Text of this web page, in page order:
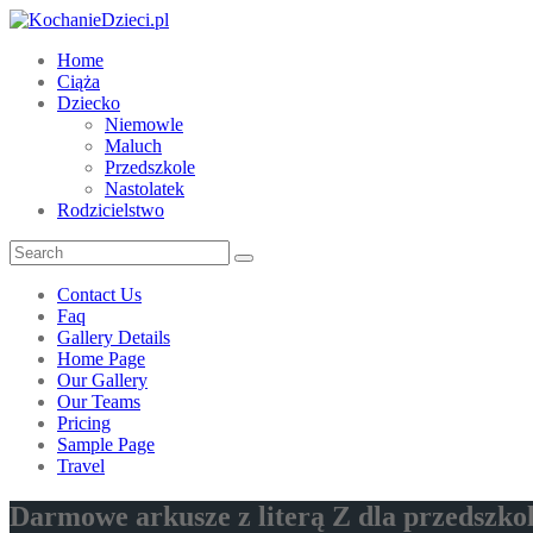
Home
Ciąża
Dziecko
Niemowle
Maluch
Przedszkole
Nastolatek
Rodzicielstwo
Contact Us
Faq
Gallery Details
Home Page
Our Gallery
Our Teams
Pricing
Sample Page
Travel
Darmowe arkusze z literą Z dla